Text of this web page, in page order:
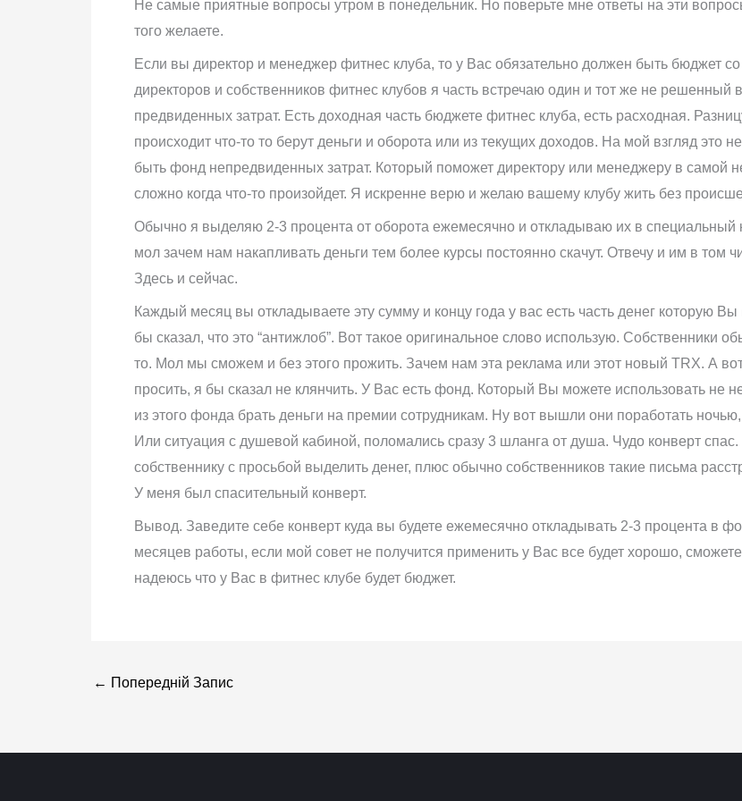
Не самые приятные вопросы утром в понедельник. Но поверьте мне ответы на эти
того желаете.
Если вы директор и менеджер фитнес клуба, то у Вас обязательно должен быть бюджет
директоров и собственников фитнес клубов я часть встречаю один и тот же не решенный
предвиденных затрат. Есть доходная часть бюджете фитнес клуба, есть расходная.
происходит что-то то берут деньги и оборота или из текущих доходов. На мой взгляд это
быть фонд непредвиденных затрат. Который поможет директору или менеджеру в самой
сложно когда что-то произойдет. Я искренне верю и желаю вашему клубу жить без
Обычно я выделяю 2-3 процента от оборота ежемесячно и откладываю их в специальный
мол зачем нам накапливать деньги тем более курсы постоянно скачут. Отвечу и им в том
Здесь и сейчас.
Каждый месяц вы откладываете эту сумму и концу года у вас есть часть денег которую
бы сказал, что это “антижлоб”. Вот такое оригинальное слово использую. Собственники
то. Мол мы сможем и без этого прожить. Зачем нам эта реклама или этот новый TRX. А
просить, я бы сказал не клянчить. У Вас есть фонд. Который Вы можете использовать
из этого фонда брать деньги на премии сотрудникам. Ну вот вышли они поработать
Или ситуация с душевой кабиной, поломались сразу 3 шланга от душа. Чудо конверт
собственнику с просьбой выделить денег, плюс обычно собственников такие письма
У меня был спасительный конверт.
Вывод. Заведите себе конверт куда вы будете ежемесячно откладывать 2-3 процента в
месяцев работы, если мой совет не получится применить у Вас все будет хорошо,
надеюсь что у Вас в фитнес клубе будет бюджет.
← Попередній Запис